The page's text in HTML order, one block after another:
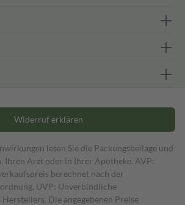
Widerruf erklären
lesen Sie die Packungsbeilage und
Ihren Arzt oder in Ihrer Apotheke. AVP:
berechnet nach der
UVP: Unverbindliche
Die angegebenen Preise